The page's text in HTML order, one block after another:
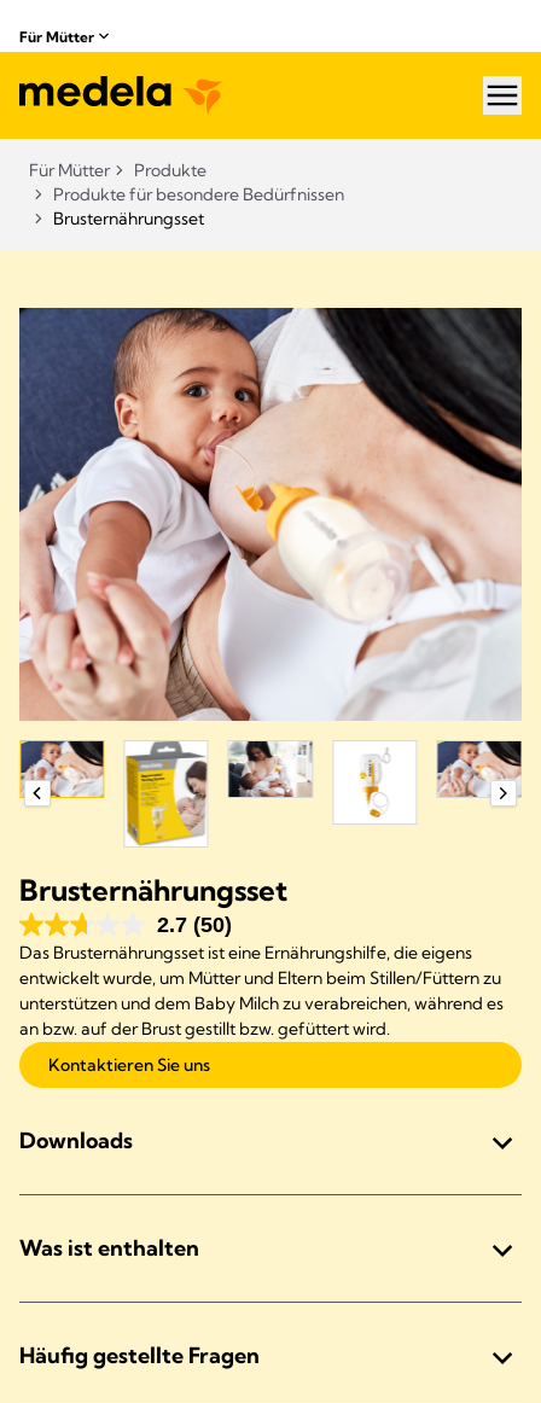
Für Mütter
Für Mütter
Produkte
Produkte für besondere Bedürfnissen​
Brusternährungsset
Brusternährungsset
2.7 (50)
Das Brusternährungsset ist eine Ernährungshilfe, die eigens
entwickelt wurde, um Mütter und Eltern beim Stillen/Füttern zu
unterstützen und dem Baby Milch zu verabreichen, während es
an bzw. auf der Brust gestillt bzw. gefüttert wird.
Kontaktieren Sie uns
Downloads
Was ist enthalten
Häufig gestellte Fragen